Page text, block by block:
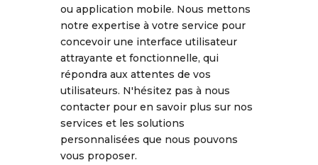
ou application mobile. Nous mettons
notre expertise à votre service pour
concevoir une interface utilisateur
attrayante et fonctionnelle, qui
répondra aux attentes de vos
utilisateurs. N'hésitez pas à nous
contacter pour en savoir plus sur nos
services et les solutions
personnalisées que nous pouvons
vous proposer.